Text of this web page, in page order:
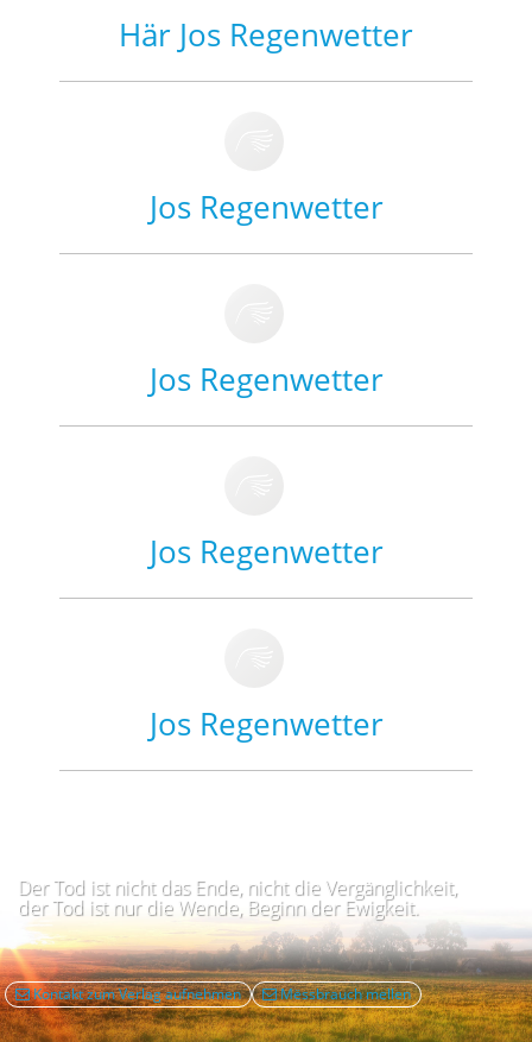
Här Jos Regenwetter
Jos Regenwetter
Jos Regenwetter
Jos Regenwetter
Jos Regenwetter
Der Tod ist nicht das Ende, nicht die Vergänglichkeit,
der Tod ist nur die Wende, Beginn der Ewigkeit.
Kontakt zum Verlag aufnehmen Mëssbrauch mellen